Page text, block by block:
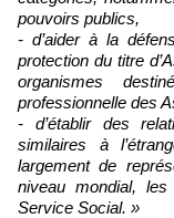
pouvoirs publics,
- d’aider à la
protection du titre
organismes
professionnelle des
- d’établir des
similaires à
largement de
niveau mondial,
Service Social. »